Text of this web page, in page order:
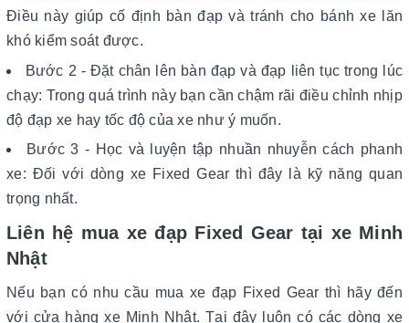
Điều này giúp cố định bàn đạp và tránh cho bánh xe lăn
khó kiểm soát được.
Bước 2 - Đặt chân lên bàn đạp và đạp liên tục trong lúc
chạy: Trong quá trình này bạn cần chậm rãi điều chỉnh nhịp
độ đạp xe hay tốc độ của xe như ý muốn.
Bước 3 - Học và luyện tập nhuần nhuyễn cách phanh
xe: Đối với dòng xe Fixed Gear thì đây là kỹ năng quan
trọng nhất.
Liên hệ mua xe đạp Fixed Gear tại xe Minh
Nhật
Nếu bạn có nhu cầu mua xe đạp Fixed Gear thì hãy đến
với cửa hàng xe Minh Nhật. Tại đây luôn có các dòng xe